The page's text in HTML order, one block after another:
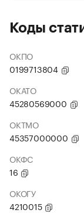
Коды
ОКПО
0199713804
ОКАТО
45280569000
ОКТМО
45357000000
ОКФС
16
ОКОГУ
4210015